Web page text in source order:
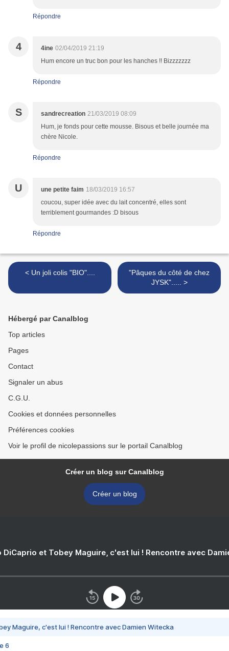
Répondre
4 4ine 02/04/2019 21:19
Hum encore un truc bon pour les hanches !! Bizzzzzzz
Répondre
S sandrecreation 21/03/2019 08:09
Hum, je fonds pour cette mousse. Bisous et belle journée ma
chère Nicole.
Répondre
U une petite faim 18/03/2019 16:57
coucou, super idée avec du lait concentré, elles sont
terriblement gourmandes :D bisous
Répondre
< Un joli colis "BIO"....
"Pâques du côté de chez
JYSK"..... >
Hébergé par Canalblog
Top articles
Pages
Contact
Signaler un abus
C.G.U.
Cookies et données personnelles
Préférences cookies
Voir le profil de nicolepassions sur le portail Canalblog
Créer un blog sur Canalblog
Créer un blog
DiCaprio et Tobey Maguire, c'est lui ! Rencontre avec
Maguire, c'est lui ! Rencontre avec Damien Witecka
6